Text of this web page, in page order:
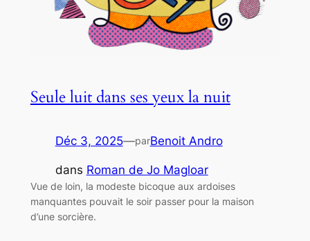
Seule luit dans ses yeux la nuit
Déc 3, 2025—parBenoit Andro
dans Roman de Jo Magloar
Vue de loin, la modeste bicoque aux ardoises
manquantes pouvait le soir passer pour la maison
d’une sorcière.